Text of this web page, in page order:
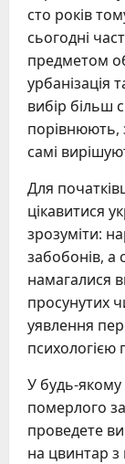
сто років
сьогодні
предметом
урбанізація
вибір більш
порівнюють,
самі
Для
цікавитися
зрозуміти:
забобонів, а
намагалися
просунутих
уявлення
психологією
У будь-
померлого
проведете
на цвинтар з